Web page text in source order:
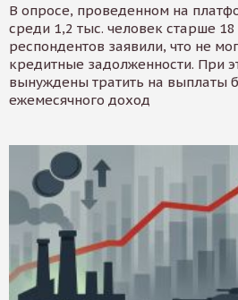
В опросе, проведенном на
среди 1,2 тыс. человек старше 18
респондентов заявили, что не
кредитные задолженности. При
вынуждены тратить на выплаты
ежемесячного доход